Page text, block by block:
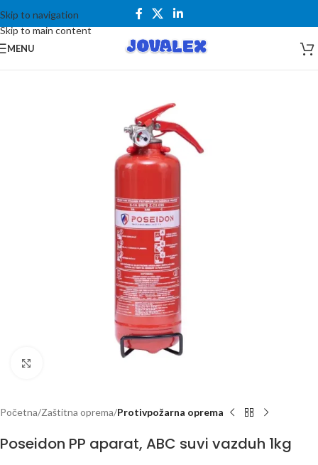
Skip to navigation
Skip to main content
MENU
Početna Zaštitna oprema Protivpožarna oprema
Poseidon PP aparat, ABC suvi vazduh 1kg